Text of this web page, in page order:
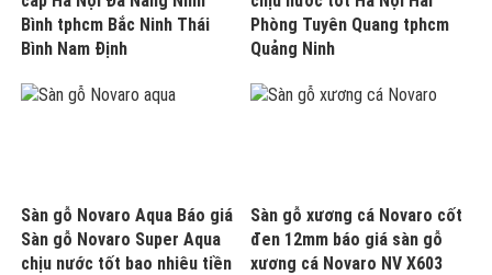
Bình tphcm Bắc Ninh Thái
Bình Nam Định
Phòng Tuyên Quang tphcm
Quảng Ninh
Sàn gỗ Novaro Aqua Báo giá
Sàn gỗ Novaro Super Aqua
chịu nước tốt bao nhiêu tiền
Sàn gỗ xương cá Novaro cốt
đen 12mm báo giá sàn gỗ
xương cá Novaro NV X603